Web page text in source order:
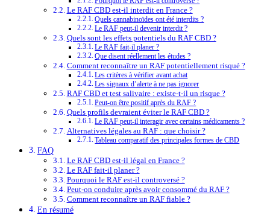
Le RAF CBD est-il interdit en France ?
Quels cannabinoïdes ont été interdits ?
Le RAF peut-il devenir interdit ?
Quels sont les effets potentiels du RAF CBD ?
Le RAF fait-il planer ?
Que disent réellement les études ?
Comment reconnaître un RAF potentiellement risqué ?
Les critères à vérifier avant achat
Les signaux d’alerte à ne pas ignorer
RAF CBD et test salivaire : existe-t-il un risque ?
Peut-on être positif après du RAF ?
Quels profils devraient éviter le RAF CBD ?
Le RAF peut-il interagir avec certains médicaments ?
Alternatives légales au RAF : que choisir ?
Tableau comparatif des principales formes de CBD
FAQ
Le RAF CBD est-il légal en France ?
Le RAF fait-il planer ?
Pourquoi le RAF est-il controversé ?
Peut-on conduire après avoir consommé du RAF ?
Comment reconnaître un RAF fiable ?
En résumé